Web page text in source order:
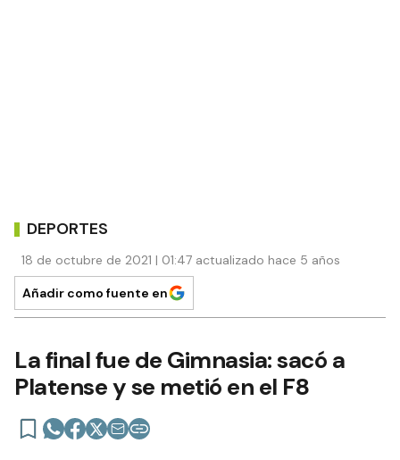
DEPORTES
18 de octubre de 2021 | 01:47 actualizado hace 5 años
Añadir como fuente en
La final fue de Gimnasia: sacó a
Platense y se metió en el F8